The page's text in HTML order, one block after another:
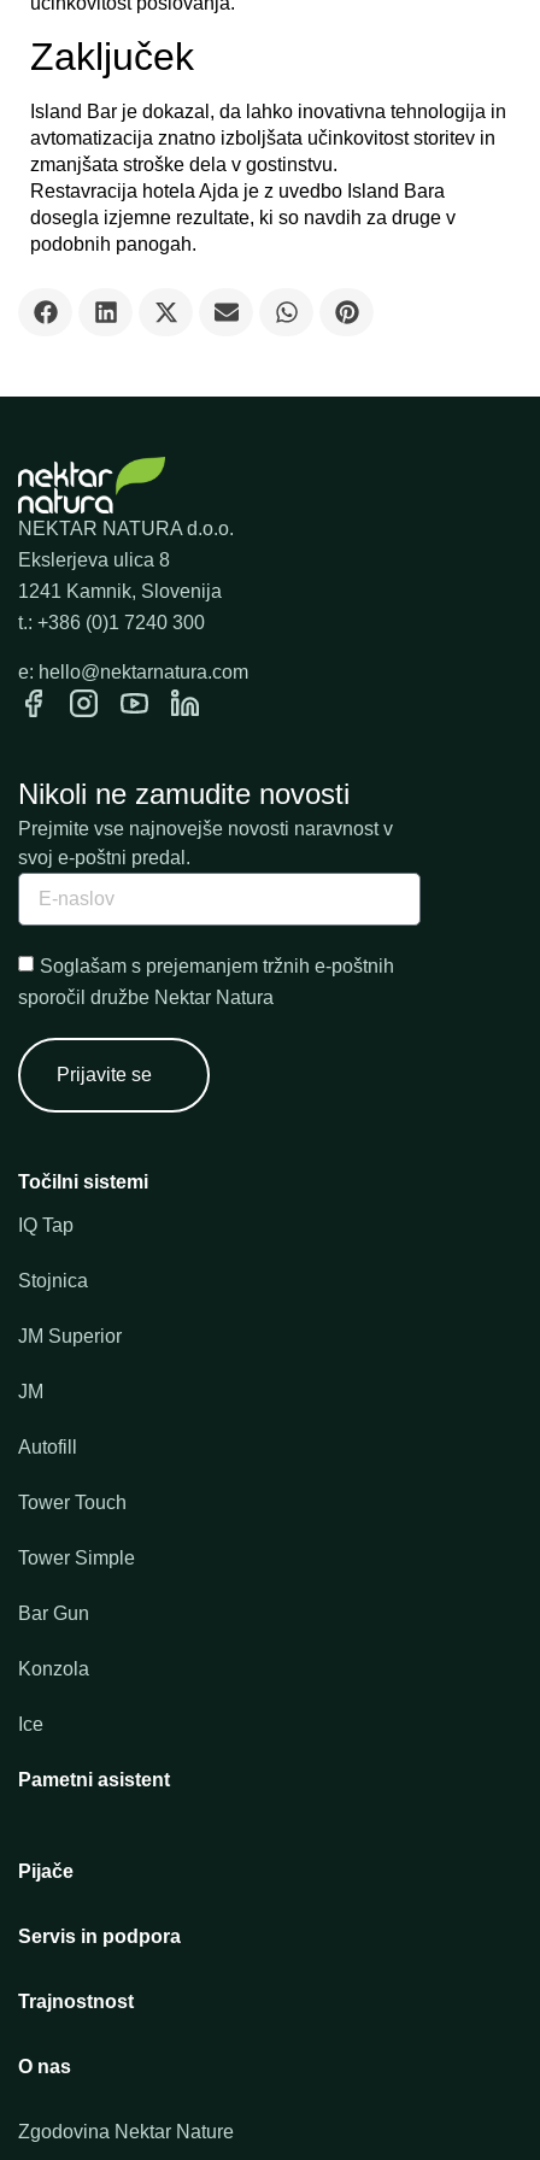
Zaključek
Island Bar je dokazal, da lahko inovativna tehnologija in
avtomatizacija znatno izboljšata učinkovitost storitev in
zmanjšata stroške dela v gostinstvu.
Restavracija hotela Ajda je z uvedbo Island Bara
dosegla izjemne rezultate, ki so navdih za druge v
podobnih panogah.
NEKTAR NATURA d.o.o.
Ekslerjeva ulica 8
1241 Kamnik, Slovenija
t.: +386 (0)1 7240 300
e: hello@nektarnatura.com
Točilni sistemi
IQ Tap
Stojnica
JM Superior
JM
Autofill
Tower Touch
Tower Simple
Bar Gun
Konzola
Ice
Pametni asistent
Pijače
Servis in podpora
Trajnostnost
O nas
Zgodovina Nektar Nature
Nikoli ne zamudite novosti
Prejmite vse najnovejše novosti naravnost v
svoj e-poštni predal.
Soglašam s prejemanjem tržnih e-poštnih
sporočil družbe Nektar Natura
Prijavite se